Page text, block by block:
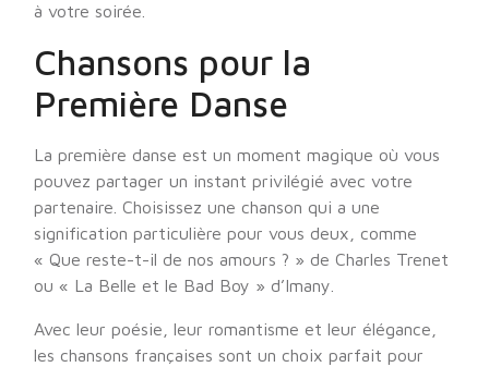
à votre soirée.
Chansons pour la
Première Danse
La première danse est un moment magique où vous
pouvez partager un instant privilégié avec votre
partenaire. Choisissez une chanson qui a une
signification particulière pour vous deux, comme
« Que reste-t-il de nos amours ? » de Charles Trenet
ou « La Belle et le Bad Boy » d’Imany.
Avec leur poésie, leur romantisme et leur élégance,
les chansons françaises sont un choix parfait pour